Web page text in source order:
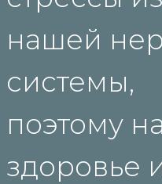
нашей
системы,
поэтому
здоровье